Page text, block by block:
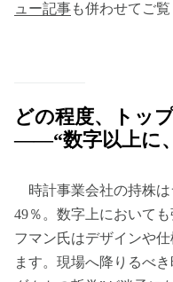
ュー記事も併わせてご覧
どの程度、トッ
——“数字以上に
時計事業会社の持株は
49％。数字上において
フマン氏はデザインや
ます。現場へ降りるべ